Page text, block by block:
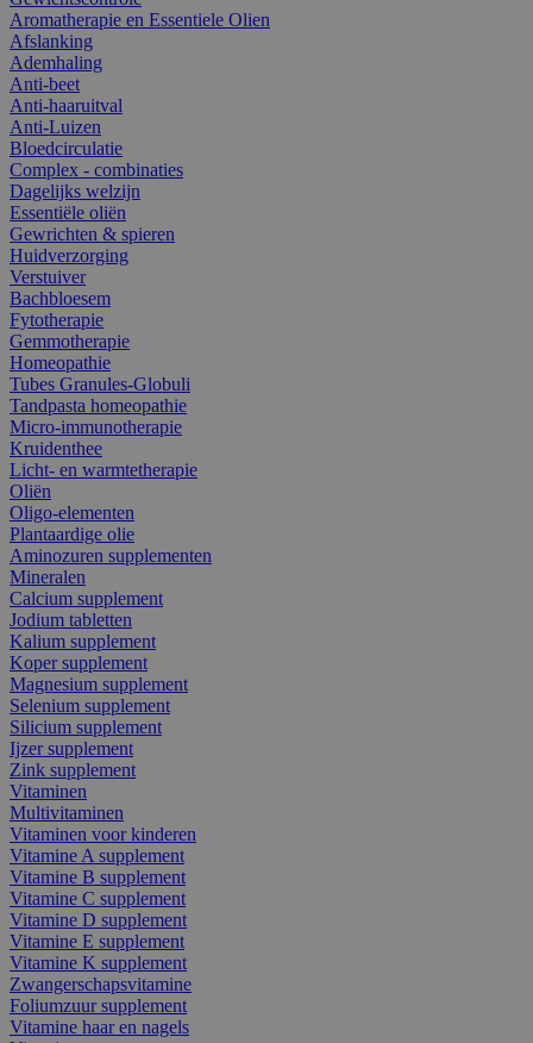
Aromatherapie en Essentiele Olien
Afslanking
Ademhaling
Anti-beet
Anti-haaruitval
Anti-Luizen
Bloedcirculatie
Complex - combinaties
Dagelijks welzijn
Essentiële oliën
Gewrichten & spieren
Huidverzorging
Verstuiver
Bachbloesem
Fytotherapie
Gemmotherapie
Homeopathie
Tubes Granules-Globuli
Tandpasta homeopathie
Micro-immunotherapie
Kruidenthee
Licht- en warmtetherapie
Oliën
Oligo-elementen
Plantaardige olie
Aminozuren supplementen
Mineralen
Calcium supplement
Jodium tabletten
Kalium supplement
Koper supplement
Magnesium supplement
Selenium supplement
Silicium supplement
Ijzer supplement
Zink supplement
Vitaminen
Multivitaminen
Vitaminen voor kinderen
Vitamine A supplement
Vitamine B supplement
Vitamine C supplement
Vitamine D supplement
Vitamine E supplement
Vitamine K supplement
Zwangerschapsvitamine
Foliumzuur supplement
Vitamine haar en nagels